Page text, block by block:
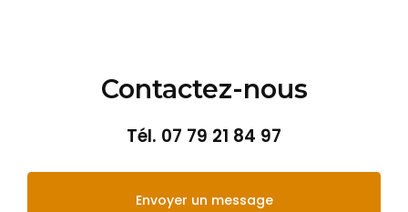
Contactez-nous
Tél. 07 79 21 84 97
Envoyer un message